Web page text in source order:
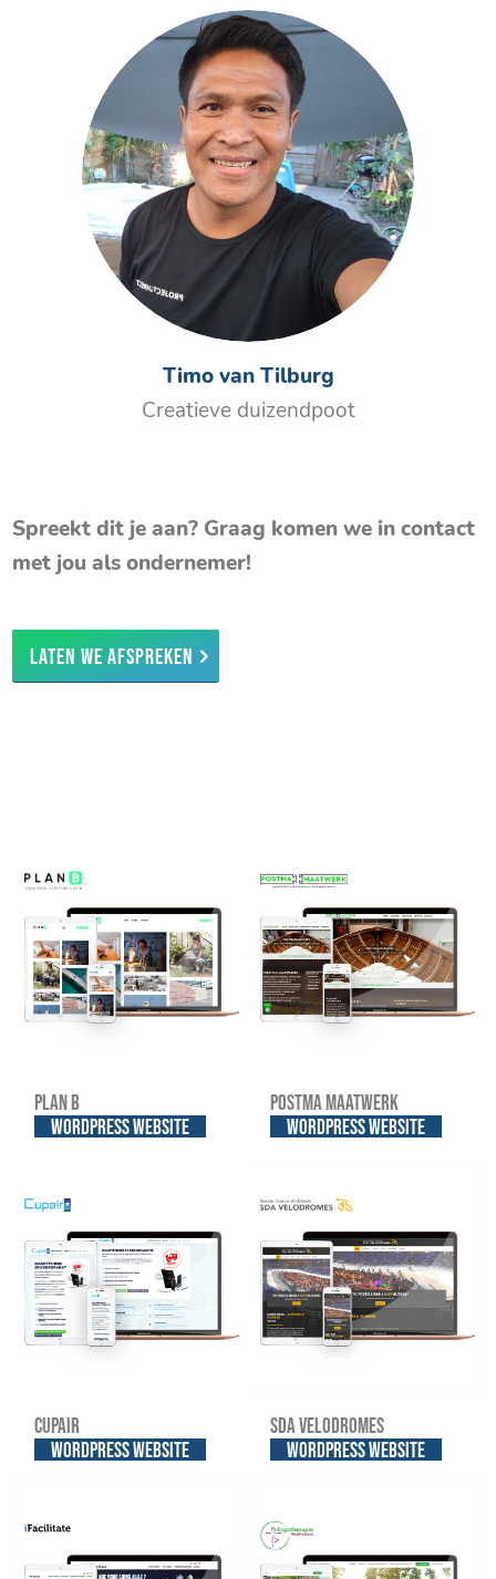
Timo van Tilburg
Creatieve duizendpoot
Spreekt dit je aan? Graag komen we in contact
met jou als ondernemer!
Laten we afspreken
Plan B
WordPress website
Postma Maatwerk
WordPress website
Cupair
WordPress website
SDA Velodromes
WordPress website